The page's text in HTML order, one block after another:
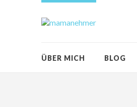
ÜBER MICH BLOG